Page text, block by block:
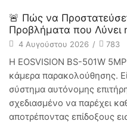
🚨 Πώς να
Προβλήματα που Λύνει
4 Αυγούστου 2026 / 783
Η EOSVISION BS-501W
κάμερα παρακολούθησης.
σύστημα αυτόνομης
σχεδιασμένο να παρέχει
αποτρέποντας επίδοξους